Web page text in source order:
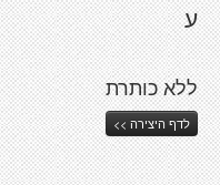
ע
ללא כותרת
לדף היצירה >>